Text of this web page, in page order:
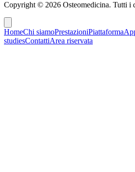
Copyright © 2026 Osteomedicina. Tutti i
HomeChi siamoPrestazioniPiattaforma
studiesContattiArea riservata